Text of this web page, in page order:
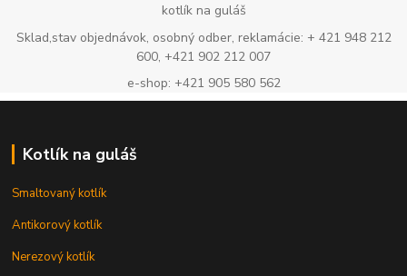
kotlík na guláš
Sklad,stav objednávok, osobný odber, reklamácie: + 421 948 212
600, +421 902 212 007
e-shop: +421 905 580 562
Kotlík na guláš
Smaltovaný kotlík
Antikorový kotlík
Nerezový kotlík